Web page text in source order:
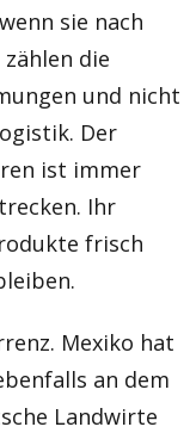
sie nach
die
und nicht
Der
ist immer
Ihr
frisch
Mexiko hat
an dem
Landwirte